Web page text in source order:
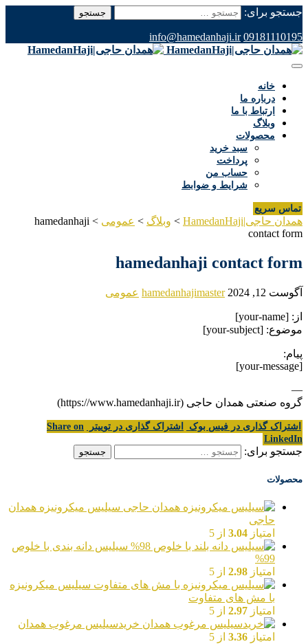
جستجو برای:
09181110195
info@hamedanhaji.ir
خانه
درباره ما
ارتباط با ما
وبلاگ
محصولات
سبد خرید
پرداخت
حساب من
شرایط و ضوابط
تماس سریع
همدان حاجی|HamedanHaji > وبلاگ > عمومی >
hamedanhaji
contact form
hamedanhaji contact form
آگوست 12, 2024 hamedanhajimaster عمومی
از: [your-name]
موضوع: [your-subject]
پیام:
[your-message]
—
گروه صنعتی همدان حاجی (https://www.hamedanhaji.ir)
اشتراک گذاری در فیس بوک اشتراک گذاری در توییتر
Share on
LinkedIn
جستجو برای:
محصولات
سیلیس میکرونیزه همدان
حاجی
امتیاز 3.04 از 5
سیلیس دانه بندی با خلوص
99%
امتیاز 2.98 از 5
سیلیس میکرونیزه
با مش های متفاوت
امتیاز 2.97 از 5
خریدسیلیس مرغوب همدان
امتیاز 3.36 از 5